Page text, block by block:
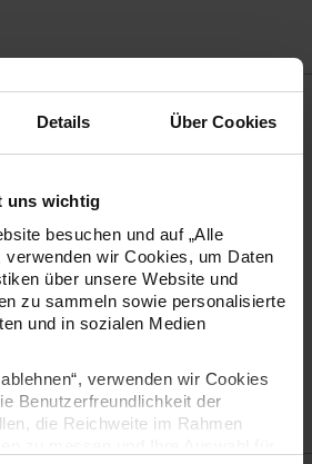
Details Über Cookies
uns wichtig
besuchen und auf „Alle
verwenden wir Cookies, um Daten
über unsere Website und
zu sammeln sowie personalisierte
und in sozialen Medien
verwenden wir Cookies
Benutzerfreundlichkeit der
die Reichweite im Rahmen
Papiersticker sind ideal zum
in einer praktischen Spenderbox
einer Rolle